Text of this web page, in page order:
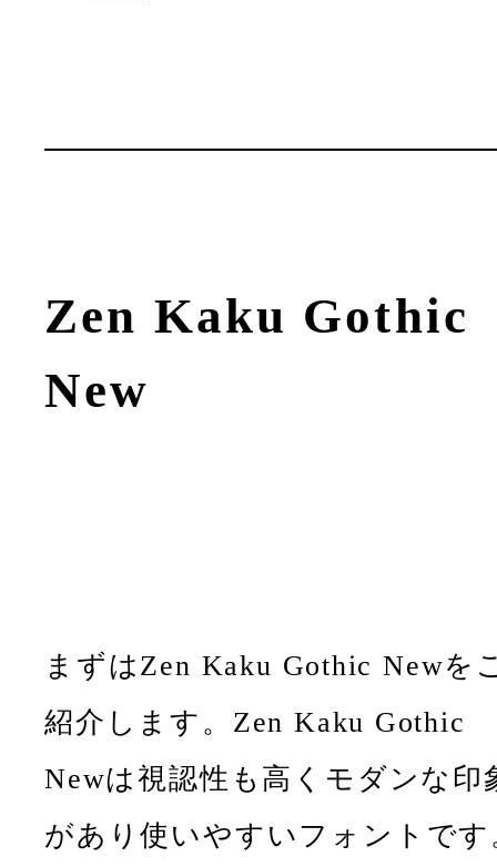
Zen Kaku Gothic
New
まずはZen Kaku Gothic Newを
紹介します。Zen Kaku Gothic
Newは視認性も高くモダンな印
があり使いやすいフォントです